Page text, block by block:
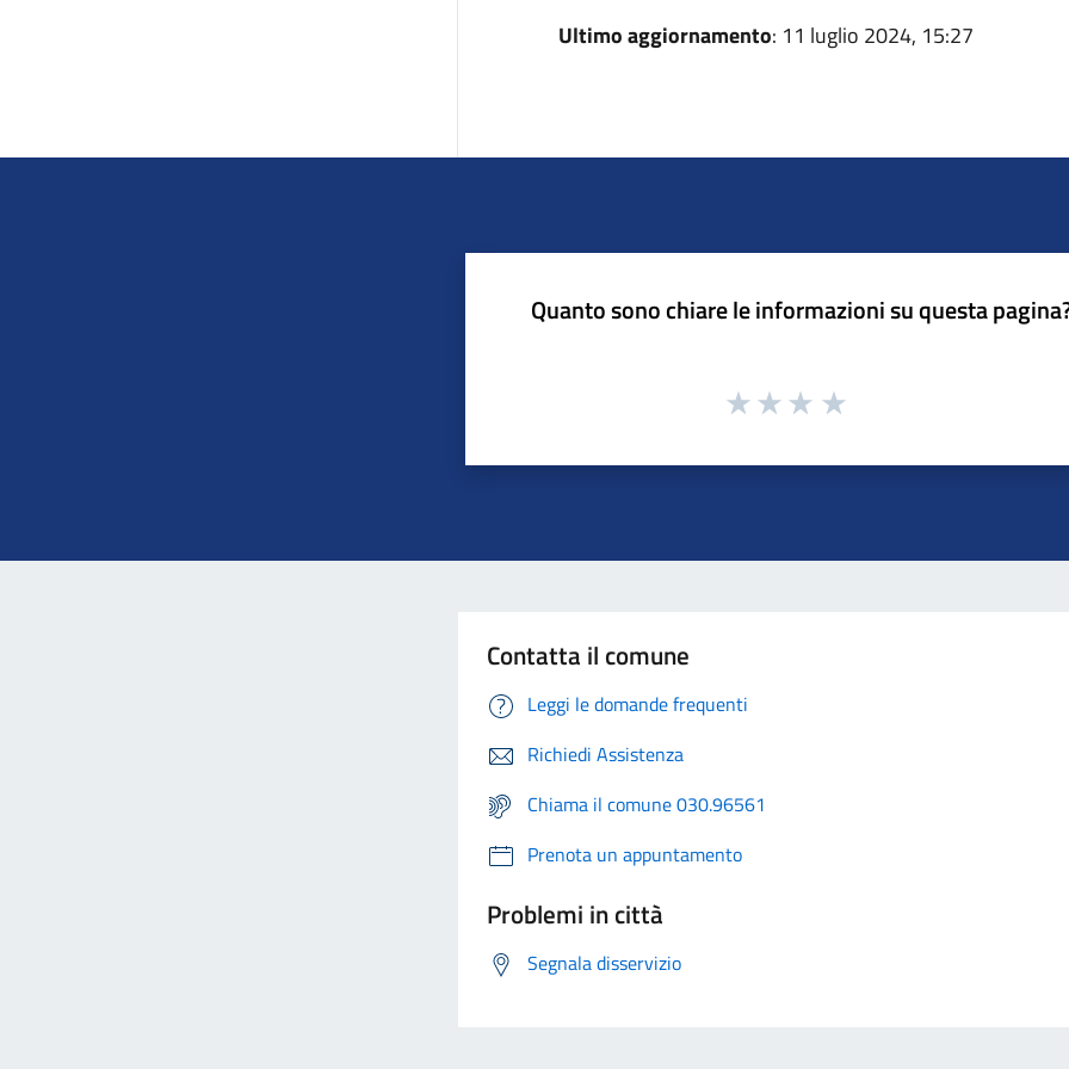
Ultimo aggiornamento: 11 luglio 2024, 15:27
Quanto sono chiare le informazioni su questa
Contatta il comune
Leggi le domande frequenti
Richiedi Assistenza
Chiama il comune 030.96561
Prenota un appuntamento
Problemi in città
Segnala disservizio